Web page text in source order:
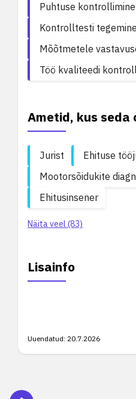
Puhtuse kontrollimine
Kontrolltesti tegemine
Mõõtmetele
Töö kvaliteedi
Ametid, kus seda
Jurist
Ehituse
Mootorsõidukite
Ehitusinsener
Näita veel (83)
Lisainfo
Uuendatud: 20.7.2026